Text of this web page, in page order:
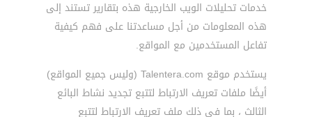
خدمات تحليلات الويب الخارجية هذه بتقارير تستند إلى
هذه المعلومات من أجل مساعدتنا على فهم كيفية
تفاعل المستخدمين مع المواقع.
يستخدم موقع Talentera.com (وليس جميع المواقع)
أيضًا ملفات تعريف الارتباط لتتبع تجديد نشاط البائع
الثالث ، بما في ذلك ملف تعريف الارتباط لتتبع